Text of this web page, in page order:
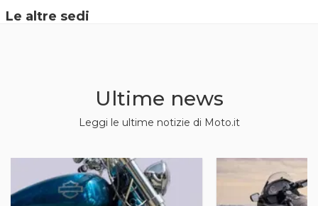
Le altre sedi
Ultime news
Leggi le ultime notizie di Moto.it